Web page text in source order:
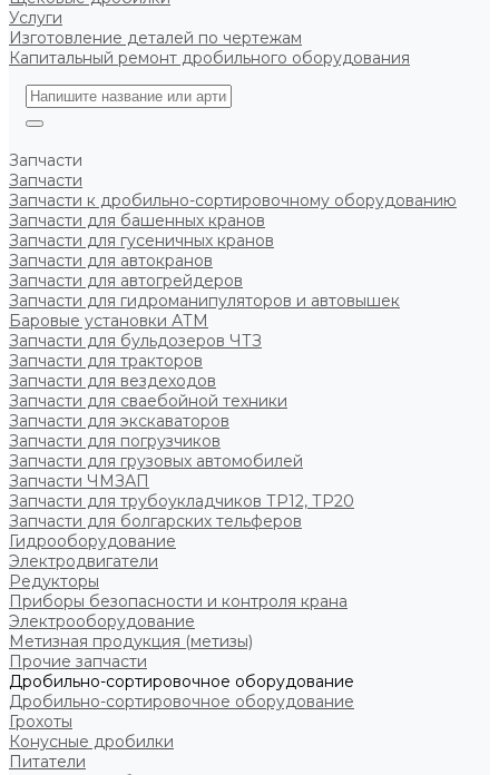
Услуги
Изготовление деталей по чертежам
Капитальный ремонт дробильного оборудования
Запчасти
Запчасти
Запчасти к дробильно-сортировочному оборудованию
Запчасти для башенных кранов
Запчасти для гусеничных кранов
Запчасти для автокранов
Запчасти для автогрейдеров
Запчасти для гидроманипуляторов и автовышек
Баровые установки АТМ
Запчасти для бульдозеров ЧТЗ
Запчасти для тракторов
Запчасти для вездеходов
Запчасти для сваебойной техники
Запчасти для экскаваторов
Запчасти для погрузчиков
Запчасти для грузовых автомобилей
Запчасти ЧМЗАП
Запчасти для трубоукладчиков ТР12, ТР20
Запчасти для болгарских тельферов
Гидрооборудование
Электродвигатели
Редукторы
Приборы безопасности и контроля крана
Электрооборудование
Метизная продукция (метизы)
Прочие запчасти
Дробильно-сортировочное оборудование
Дробильно-сортировочное оборудование
Грохоты
Конусные дробилки
Питатели